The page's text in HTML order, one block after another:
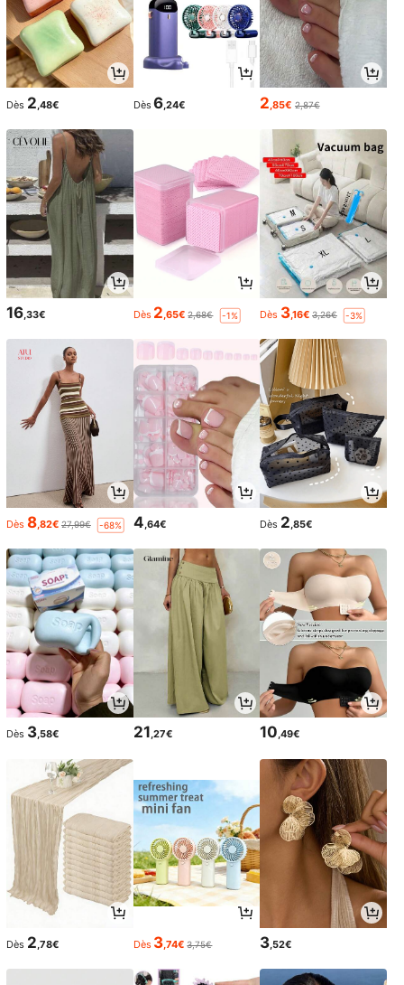
Dès 2 ,48€ Dès 6 ,24€ 2 ,85€ 2,87€
16,33€ Dès 2,65€ 2,68€ -1% Dès 3,16€ 3,26€ -3%
Dès 8,82€ 27,99€ -68% 4,64€ Dès 2,85€
Dès 3,58€ 21,27€ 10,49€
Dès 2 ,78€ Dès 3 ,74€ 3,75€ 3 ,52€